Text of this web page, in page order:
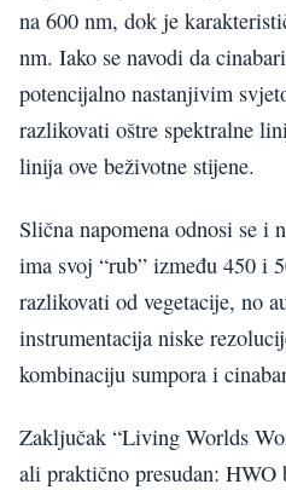
na 600 nm, dok je
nm. Iako se navodi da
potencijalno nastanjivim
razlikovati oštre spektralne
linija ove beživotne stijene.
Slična napomena odnosi se i
ima svoj “rub” između 450 i
razlikovati od vegetacije, no
instrumentacija niske
kombinaciju sumpora i
Zaključak “Living Worlds
ali praktično presudan: